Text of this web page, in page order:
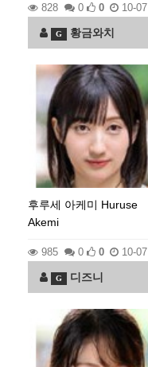
828 0 0 10-07
G 황금와치
후루세 아케미 Huruse
Akemi
985 0 0 10-07
G 디즈니